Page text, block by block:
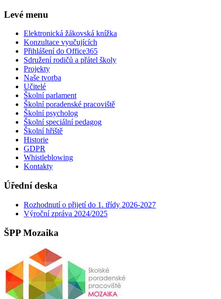
Levé menu
Elektronická žákovská knížka
Konzultace vyučujících
Přihlášení do Office365
Sdružení rodičů a přátel školy
Projekty
Naše tvorba
Učitelé
Školní parlament
Školní poradenské pracoviště
Školní psycholog
Školní speciální pedagog
Školní hřiště
Historie
GDPR
Whistleblowing
Kontakty
Úřední deska
Rozhodnutí o přijetí do 1. třídy 2026-2027
Výroční zpráva 2024/2025
ŠPP Mozaika